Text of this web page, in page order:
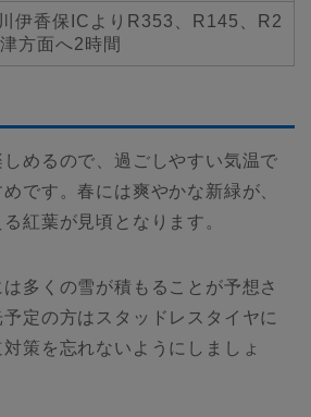
伊香保ICよりR353、R145、R2
方面へ2時間
めるので、過ごしやすい気温で
です。春には爽やかな新緑が、
紅葉が見頃となります。
多くの雪が積もることが予想さ
定の方はスタッドレスタイヤに
策を忘れないようにしましょ